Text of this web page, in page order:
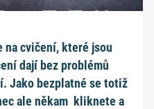
na cvičení, které jsou
dají bez problémů
Jako bezplatné se totiž
ale někam kliknete a